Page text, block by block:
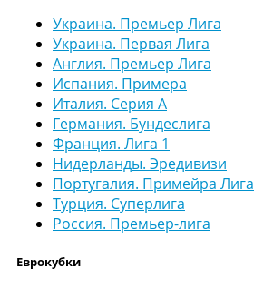
Украина. Премьер Лига
Украина. Первая Лига
Англия. Премьер Лига
Испания. Примера
Италия. Серия А
Германия. Бундеслига
Франция. Лига 1
Нидерланды. Эредивизи
Португалия. Примейра Лига
Турция. Суперлига
Россия. Премьер-лига
Еврокубки